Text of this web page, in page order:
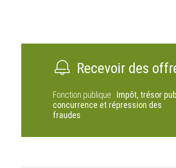
Recevoir des
Fonction publique : Impôt, trésor
concurrence et répression des
fraudes